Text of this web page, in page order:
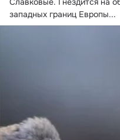
западных границ Европы...